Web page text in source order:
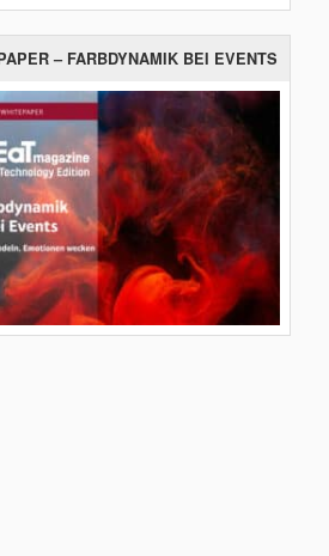
– FARBDYNAMIK BEI EVENTS